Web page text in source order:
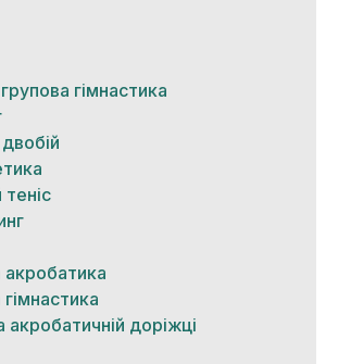
гімнастика
теніс
акробатичній доріжці